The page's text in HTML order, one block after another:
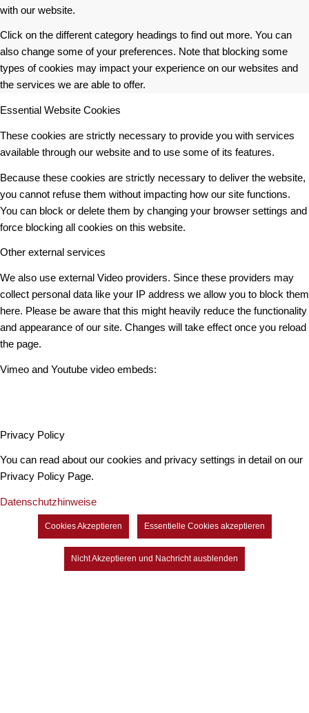
with our website.
Click on the different category headings to find out more. You can
also change some of your preferences. Note that blocking some
types of cookies may impact your experience on our websites and
the services we are able to offer.
Essential Website Cookies
These cookies are strictly necessary to provide you with services
available through our website and to use some of its features.
Because these cookies are strictly necessary to deliver the website,
you cannot refuse them without impacting how our site functions.
You can block or delete them by changing your browser settings and
force blocking all cookies on this website.
Other external services
We also use external Video providers. Since these providers may
collect personal data like your IP address we allow you to block them
here. Please be aware that this might heavily reduce the functionality
and appearance of our site. Changes will take effect once you reload
the page.
Vimeo and Youtube video embeds:
Privacy Policy
You can read about our cookies and privacy settings in detail on our
Privacy Policy Page.
Datenschutzhinweise
Cookies Akzeptieren Essentielle Cookies akzeptieren
Nicht Akzeptieren und Nachricht ausblenden